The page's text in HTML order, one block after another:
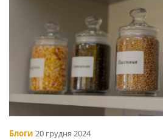
Блоги 20 грудня 2024